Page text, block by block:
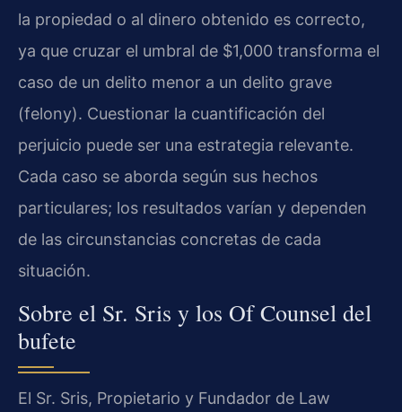
la propiedad o al dinero obtenido es correcto,
ya que cruzar el umbral de $1,000 transforma el
caso de un delito menor a un delito grave
(felony). Cuestionar la cuantificación del
perjuicio puede ser una estrategia relevante.
Cada caso se aborda según sus hechos
particulares; los resultados varían y dependen
de las circunstancias concretas de cada
situación.
Sobre el Sr. Sris y los Of Counsel del
bufete
El Sr. Sris, Propietario y Fundador de Law